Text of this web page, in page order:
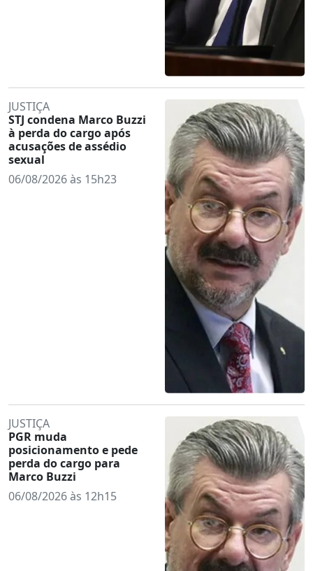
JUSTIÇA
STJ condena Marco Buzzi
à perda do cargo após
acusações de assédio
sexual
06/08/2026 às 15h23
JUSTIÇA
PGR muda
posicionamento e pede
perda do cargo para
Marco Buzzi
06/08/2026 às 12h15